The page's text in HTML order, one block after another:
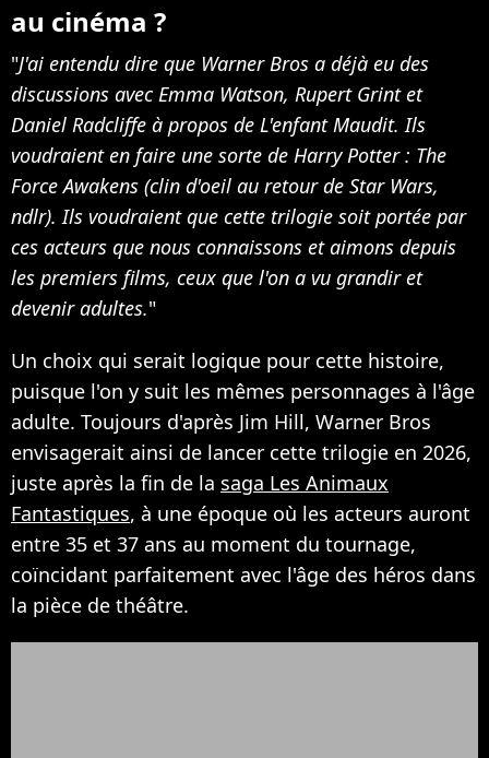
au cinéma ?
"J'ai entendu dire que Warner Bros a déjà eu des
discussions avec Emma Watson, Rupert Grint et
Daniel Radcliffe à propos de L'enfant Maudit. Ils
voudraient en faire une sorte de Harry Potter : The
Force Awakens (clin d'oeil au retour de Star Wars,
ndlr). Ils voudraient que cette trilogie soit portée par
ces acteurs que nous connaissons et aimons depuis
les premiers films, ceux que l'on a vu grandir et
devenir adultes."
Un choix qui serait logique pour cette histoire,
puisque l'on y suit les mêmes personnages à l'âge
adulte. Toujours d'après Jim Hill, Warner Bros
envisagerait ainsi de lancer cette trilogie en 2026,
juste après la fin de la saga Les Animaux
Fantastiques, à une époque où les acteurs auront
entre 35 et 37 ans au moment du tournage,
coïncidant parfaitement avec l'âge des héros dans
la pièce de théâtre.